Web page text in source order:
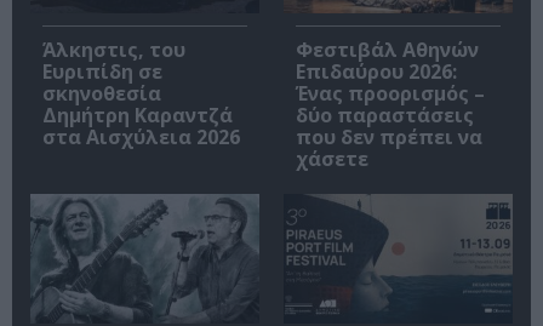
Άλκηστις, του
Ευριπίδη σε
σκηνοθεσία
Δημήτρη Καραντζά
στα Αισχύλεια 2026
Φεστιβάλ Αθηνών
Επιδαύρου 2026:
Ένας προορισμός –
δύο παραστάσεις
που δεν πρέπει να
χάσετε